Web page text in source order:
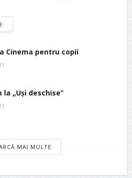
Cinema pentru copii
la „Uși deschise”
MAI MULTE